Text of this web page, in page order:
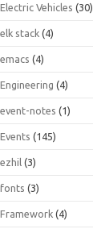
Electric Vehicles (30)
elk stack (4)
emacs (4)
Engineering (4)
event-notes (1)
Events (145)
ezhil (3)
fonts (3)
Framework (4)